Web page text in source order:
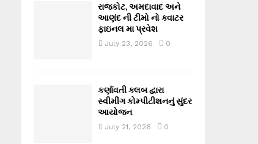
રાજકોટ, અમદાવાદ અને
આણંદ ની ટીમો નો ક્વાટર
ફાઇનલ મા પ્રવેશ
July 23, 2026 0
કર્ણાવતી ક્લબ દ્વારા
સ્વીમીંગ કોમ્પીટીશનનું સુંદર
આયોજન
July 21, 2026 0